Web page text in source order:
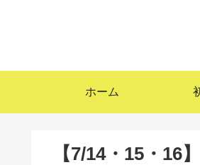
ホーム
【7/14・15・16